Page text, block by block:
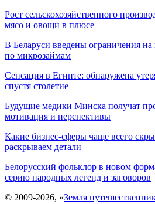
Рост сельскохозяйственного
мясо и овощи в плюсе
В Беларуси введены ограничения
по микрозаймам
Сенсация в Египте: обнаружена
спустя столетие
Будущие медики Минска получат
мотивация и перспективы
Какие бизнес-сферы чаще всего
раскрываем детали
Белорусский фольклор в новом
серию народных легенд и заговоров
© 2009-2026, «Земля